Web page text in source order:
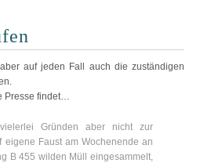
auf jeden Fall auch die zuständigen
Presse findet…
Gründen aber nicht zur
eigene Faust am Wochenende an
B 455 wilden Müll eingesammelt,